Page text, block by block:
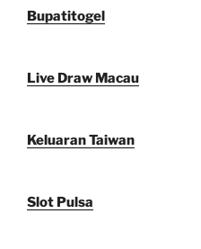
Bupatitogel
Live Draw Macau
Keluaran Taiwan
Slot Pulsa